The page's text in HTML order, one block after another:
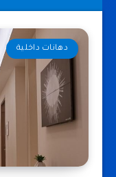
دهانات داخلية